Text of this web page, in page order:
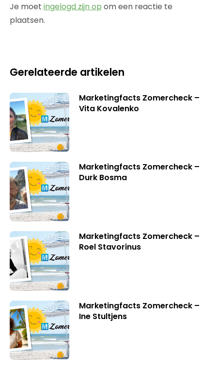
Je moet ingelogd zijn op om een reactie te
plaatsen.
Gerelateerde artikelen
Marketingfacts Zomercheck –
Vita Kovalenko
Marketingfacts Zomercheck –
Durk Bosma
Marketingfacts Zomercheck –
Roel Stavorinus
Marketingfacts Zomercheck –
Ine Stultjens